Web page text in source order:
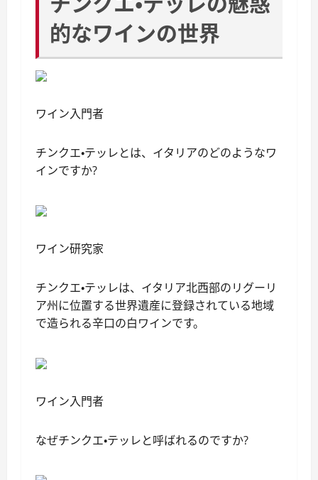
的なワインの世界
ワイン入門者
チンクエ・テッレとは、イタリアのどのようなワ
インですか?
ワイン研究家
チンクエ・テッレは、イタリア北西部のリグーリ
ア州に位置する世界遺産に登録されている地域
で造られる辛口の白ワインです。
ワイン入門者
なぜチンクエ・テッレと呼ばれるのですか?